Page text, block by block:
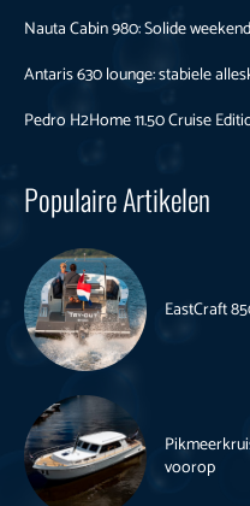
Nauta Cabin 980: Solide
Antaris 630 lounge: stabiele
Pedro H2Home 11.50 Cruise
Populaire Artikelen
EastCraft
voorop